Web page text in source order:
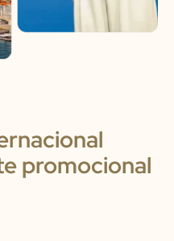
promocional